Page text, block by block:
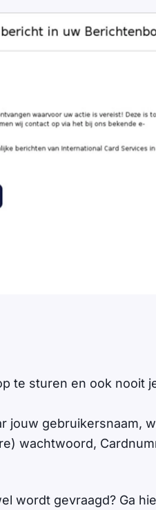
te sturen en ook nooit
jouw gebruikersnaam,
wachtwoord,
wordt gevraagd? Ga